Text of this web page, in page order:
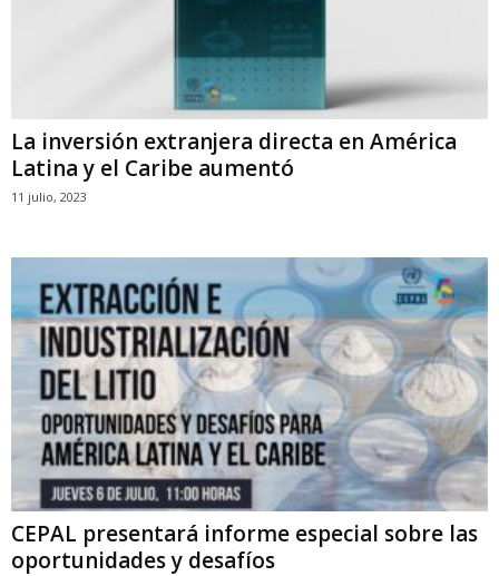
La inversión extranjera directa en América
Latina y el Caribe aumentó
11 julio, 2023
CEPAL presentará informe especial sobre las
oportunidades y desafíos